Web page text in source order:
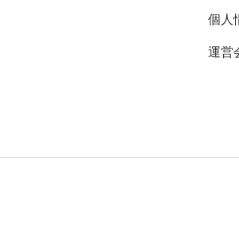
個人
運営